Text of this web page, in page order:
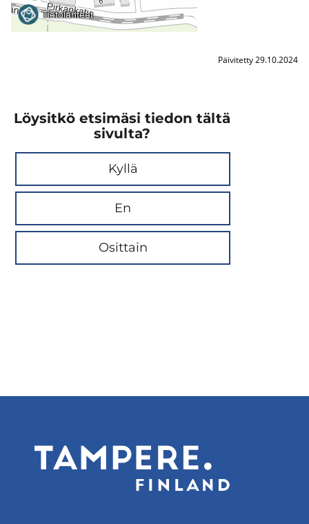
Päivitetty 29.10.2024
Löysitkö etsimäsi tiedon tältä
sivulta?
Kyllä
En
Osittain